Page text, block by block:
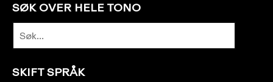
SØK OVER HELE TONO
SKIFT SPRÅK